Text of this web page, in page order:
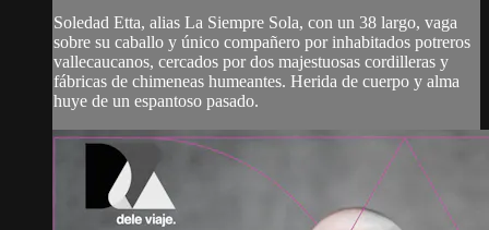
Soledad Etta, alias La Siempre Sola, con un 38 largo, vaga
sobre su caballo y único compañero por inhabitados potreros
vallecaucanos, cercados por dos majestuosas cordilleras y
fábricas de chimeneas humeantes. Herida de cuerpo y alma
huye de un espantoso pasado.